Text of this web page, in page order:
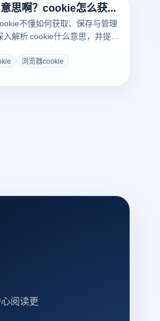
cookie什么意思啊？cookie怎么获取？
不懂如何获取、保存与管理
解析 cookie什么意思，并提供
！
浏览器cookie
阅读更